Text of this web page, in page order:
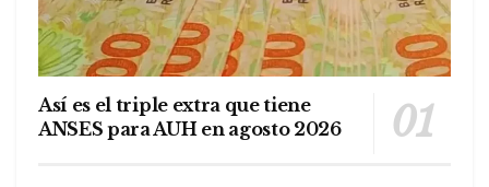
Así es el triple extra que tiene
ANSES para AUH en agosto 2026